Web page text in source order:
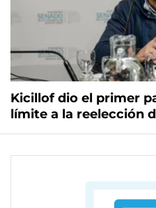
Kicillof dio el primer
límite a la reelección